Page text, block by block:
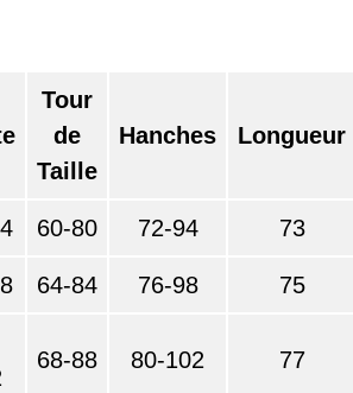
Tour
de
Taille
Hanches Longueur
60-80 72-94 73
64-84 76-98 75
68-88 80-102 77